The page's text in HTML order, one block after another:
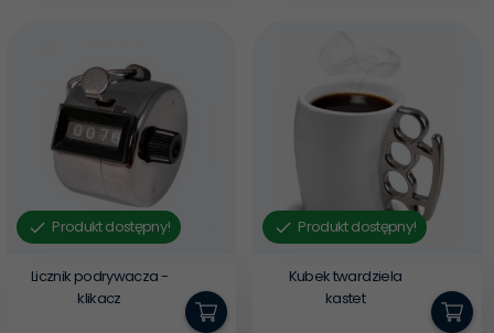
Produkt dostępny!
Licznik podrywacza -
klikacz
Produkt dostępny!
Kubek twardziela
kastet